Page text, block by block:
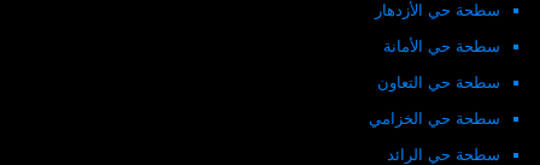
سطحة حي الأزدهار
سطحة حي الأمانة
سطحة حي التعاون
سطحة حي الخزامي
سطحة حي الرائد